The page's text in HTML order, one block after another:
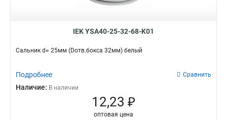
IEK YSA40-25-32-68-K01
Сальник d= 25мм (Dотв.бокса 32мм) белый
Подробнее Сравнить
Наличие: В наличии
12,23 ₽
оптовая цена